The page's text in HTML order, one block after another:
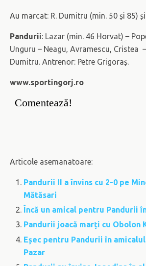
Au marcat: R. Dumitru (min. 50 și 85)
Pandurii: Lazar (min. 46 Horvat) –
Unguru – Neagu, Avramescu, Cristea
Dumitru. Antrenor: Petre Grigoraș.
www.sportingorj.ro
Comentează!
Articole asemanatoare:
Pandurii II a învins cu 2-0 pe
Mătăsari
Încă un amical pentru Pandurii
Pandurii joacă marți cu Obolon
Eșec pentru Pandurii în
Pazar